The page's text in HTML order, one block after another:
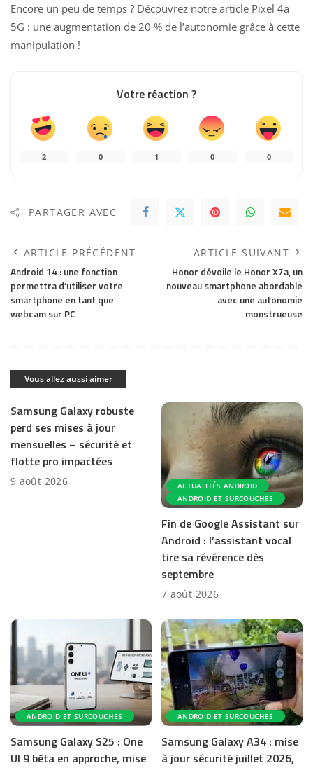
Encore un peu de temps ? Découvrez notre article Pixel 4a
5G : une augmentation de 20 % de l’autonomie grâce à cette
manipulation !
Votre réaction ?
2 0 1 0 0
PARTAGER AVEC
ARTICLE PRÉCÉDENT
Android 14 : une fonction
permettra d’utiliser votre
smartphone en tant que
webcam sur PC
ARTICLE SUIVANT
Honor dévoile le Honor X7a, un
nouveau smartphone abordable
avec une autonomie
monstrueuse
Vous allez aussi aimer
Samsung Galaxy robuste
perd ses mises à jour
mensuelles – sécurité et
flotte pro impactées
9 août 2026
ACTUALITÉS ANDROID
ANDROID ET SURCOUCHES
Fin de Google Assistant sur
Android : l’assistant vocal
tire sa révérence dès
septembre
7 août 2026
ANDROID ET SURCOUCHES
Samsung Galaxy S25 : One
UI 9 bêta en approche, mise
ANDROID ET SURCOUCHES
Samsung Galaxy A34 : mise
à jour sécurité juillet 2026,